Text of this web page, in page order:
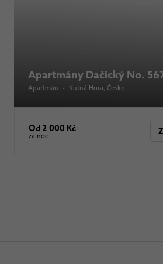
Apartmány Dačický No.
Apartmán • Kutná Hora , Česko
Od 2 000 Kč
za noc